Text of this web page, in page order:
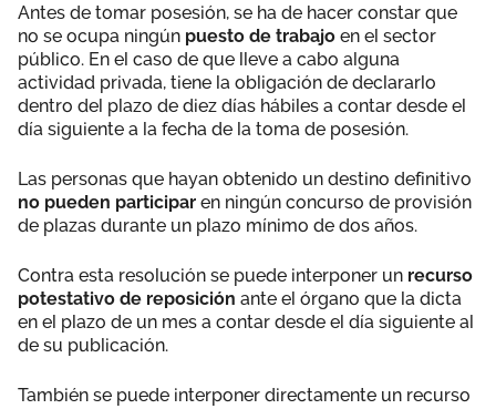
Antes de tomar posesión, se ha de hacer constar que
no se ocupa ningún puesto de trabajo en el sector
público. En el caso de que lleve a cabo alguna
actividad privada, tiene la obligación de declararlo
dentro del plazo de diez días hábiles a contar desde el
día siguiente a la fecha de la toma de posesión.
Las personas que hayan obtenido un destino definitivo
no pueden participar en ningún concurso de provisión
de plazas durante un plazo mínimo de dos años.
Contra esta resolución se puede interponer un recurso
potestativo de reposición ante el órgano que la dicta
en el plazo de un mes a contar desde el día siguiente al
de su publicación.
También se puede interponer directamente un recurso